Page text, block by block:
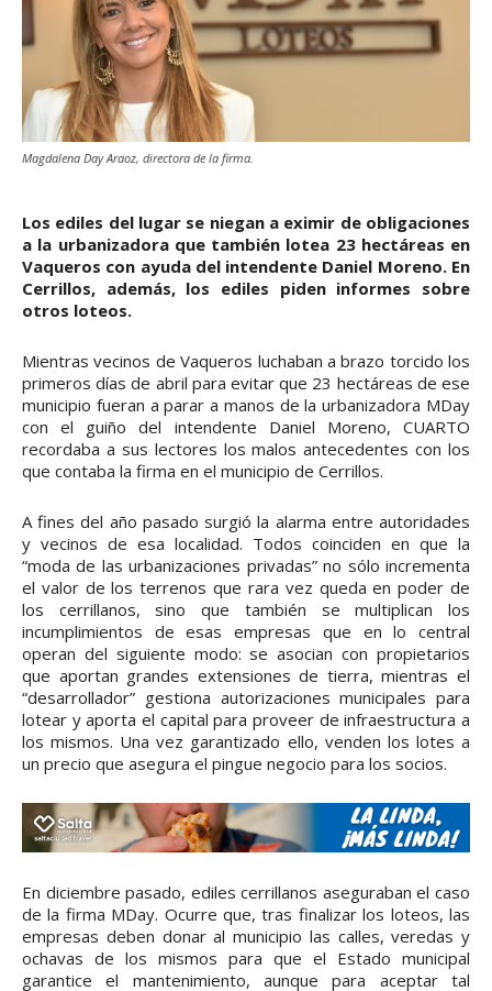
Magdalena Day Araoz, directora de la firma.
Los ediles del lugar se niegan a eximir de obligaciones
a la urbanizadora que también lotea 23 hectáreas en
Vaqueros con ayuda del intendente Daniel Moreno. En
Cerrillos, además, los ediles piden informes sobre
otros loteos.
Mientras vecinos de Vaqueros luchaban a brazo torcido los
primeros días de abril para evitar que 23 hectáreas de ese
municipio fueran a parar a manos de la urbanizadora MDay
con el guiño del intendente Daniel Moreno, CUARTO
recordaba a sus lectores los malos antecedentes con los
que contaba la firma en el municipio de Cerrillos.
A fines del año pasado surgió la alarma entre autoridades
y vecinos de esa localidad. Todos coinciden en que la
“moda de las urbanizaciones privadas” no sólo incrementa
el valor de los terrenos que rara vez queda en poder de
los cerrillanos, sino que también se multiplican los
incumplimientos de esas empresas que en lo central
operan del siguiente modo: se asocian con propietarios
que aportan grandes extensiones de tierra, mientras el
“desarrollador” gestiona autorizaciones municipales para
lotear y aporta el capital para proveer de infraestructura a
los mismos. Una vez garantizado ello, venden los lotes a
un precio que asegura el pingue negocio para los socios.
En diciembre pasado, ediles cerrillanos aseguraban el caso
de la firma MDay. Ocurre que, tras finalizar los loteos, las
empresas deben donar al municipio las calles, veredas y
ochavas de los mismos para que el Estado municipal
garantice el mantenimiento, aunque para aceptar tal